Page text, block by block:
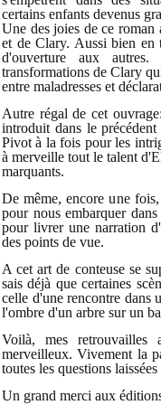
certains enfants devenus
Une des joies de ce
et de Clary. Aussi bien en
d'ouverture aux autres.
transformations de Clary
entre maladresses et
Autre régal de cet
introduit dans le
Pivot à la fois pour les
à merveille tout le talent
marquants.
De même, encore une
pour nous embarquer
pour livrer une narration
des points de vue.
A cet art de conteuse se
sais déjà que certaines
celle d'une rencontre dans
l'ombre d'un arbre sur un
Voilà, mes retrouvailles
merveilleux. Vivement la
toutes les questions laissées
Un grand merci aux